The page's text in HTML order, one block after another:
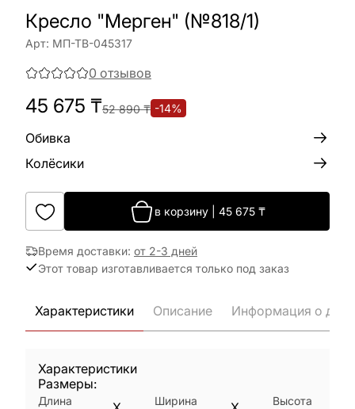
Кресло "Мерген" (№818/1)
Арт: МП-ТВ-045317
0 отзывов
45 675 ₸52 890₸ -14%
Обивка
Колёсики
в корзину| 45 675₸
Время доставки: от 2-3 дней
Этот товар изготавливается только под заказ
Характеристики Описание Информация о
Характеристики
Размеры:
Длина
Ширина
Высота